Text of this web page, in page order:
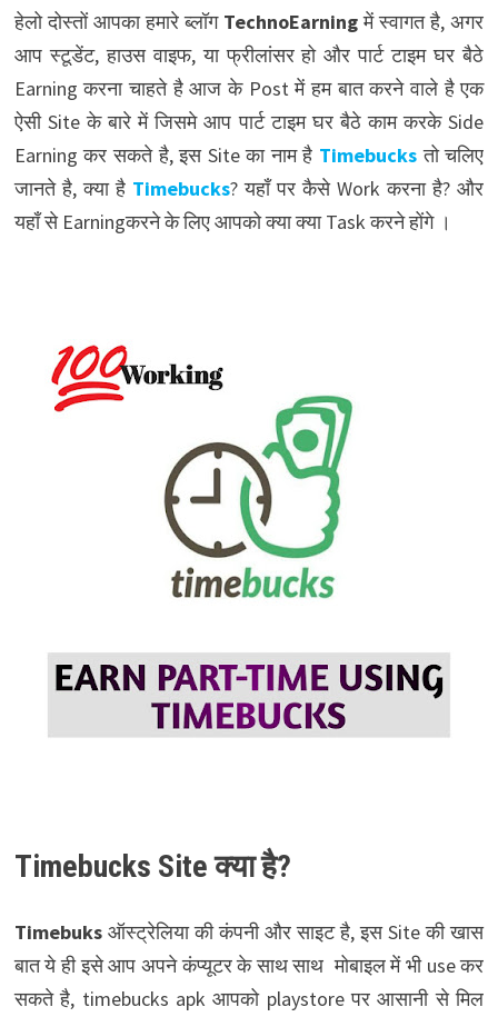
हेलो दोस्तों आपका हमारे ब्लॉग TechnoEarningमें स्वागत है, अगर
आप स्टूडेंट, हाउस वाइफ, या फ्रीलांसर हो और पार्ट टाइम घर बैठे
Earning करना चाहते है आज के Post में हम बात करने वाले है एक
ऐसी Site के बारे में जिसमे आप पार्ट टाइम घर बैठे काम करके Side
Earning कर सकते है, इस Site का नाम है Timebucks तो चलिए
जानते है,क्या है Timebucks? यहाँ पर कैसे Work करना है? और
यहाँ से Earningकरने के लिए आपको क्या क्या Task करने होंगे ।
Timebucks Site क्या है?
Timebuksऑस्ट्रेलिया की कंपनी और साइट है, इस Site की खास
बात ये ही इसे आप अपने कंप्यूटर के साथ साथ मोबाइल में भी use कर
सकते है, timebucks apk आपको playstore पर आसानी से मिल